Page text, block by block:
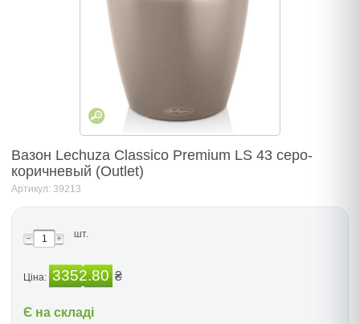
Вазон Lechuza Classico Premium LS 43 серо-
коричневый (Outlet)
Артикул: 39213
шт.
Ціна: 3352.80 ₴
Є на складі